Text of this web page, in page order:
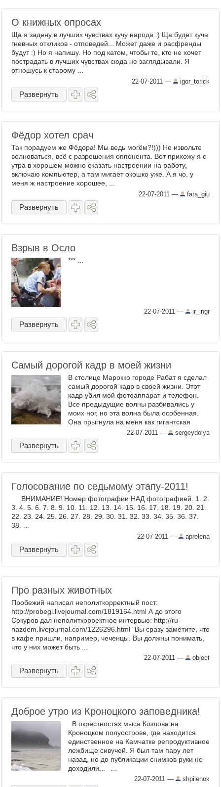
О книжных опросах
Ща я задену в лучших чувствах кучу народа :) Ща будет куча
гневных откликов - отповедей... Может даже и расфренды
будут :) Но я напишу. Но под катом, чтобы те, кто не хочет
пострадать в лучших чувствах сюда не заглядывали. Я
отношусь к старому ...
22-07-2011 — igor_torick
Развернуть
Фёдор хотел срач
Так порадуем же Фёдора! Мы ведь могём?!))) Не извольте
волноваться, всё с разрешения оппонента. Вот прихожу я с
утра в хорошем можно сказать настроении на работу,
включаю компьютер, а там мигает окошко уже. А я чо, у
меня ж настроение хорошее, ...
22-07-2011 — fata_giu
Развернуть
Взрыв в Осло
*** ...
22-07-2011 — ir_ingr
Развернуть
Самый дорогой кадр в моей жизни
В столице Марокко городе Рабат я сделал
самый дорогой кадр в своей жизни. Этот
кадр убил мой фотоаппарат и телефон.
Все предыдущие волны разбивались у
моих ног, но эта волна была особенная.
Она прыгнула на меня как гигантская
22-07-2011 — sergeydolya
Развернуть
Голосование по седьмому этапу-2011!
ВНИМАНИЕ! Номер фотографии НАД фотографией. 1. 2.
3. 4. 5. 6. 7. 8. 9. 10. 11. 12. 13. 14. 15. 16. 17. 18. 19. 20. 21.
22. 23. 24. 25. 26. 27. 28. 29. 30. 31. 32. 33. 34. 35. 36. 37.
38. ...
22-07-2011 — aprelena
Развернуть
Про разных животных
Пробежий написал неполиткорректный пост:
http://probegi.livejournal.com/1819164.html А до этого
Сокуров дал неполиткорректное интервью: http://ru-
nazdem.livejournal.com/1226296.html "Вы сразу заметите, что
в кафе пришли, например, чеченцы. Вы должны понимать,
что у них может быть ...
22-07-2011 — object
Развернуть
Доброе утро из Кроноцкого заповедника!
В окрестностях мыса Козлова на
Кроноцком полуострове, где находится
единственное на Камчатке репродуктивное
лежбище сивучей. Я был там пару лет
назад, но до публикации снимков руки не
доходили... ...
22-07-2011 — shpilenok